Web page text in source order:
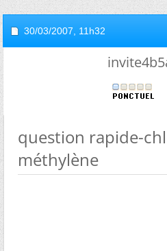
30/03/2007, 11h32
question rapide-
méthylène